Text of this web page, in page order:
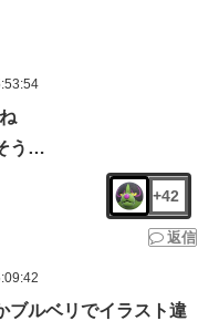
う…
+42
返信
ブルベリでイラスト違